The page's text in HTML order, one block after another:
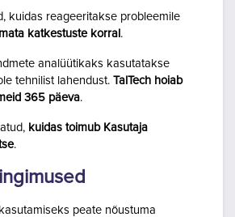
kuidas reageeritakse probleemile
katkestuste korral .
analüütikaks kasutatakse
tehnilist lahendust. TalTech hoiab
365 päeva.
kuidas toimub Kasutaja
.
peate nõustuma